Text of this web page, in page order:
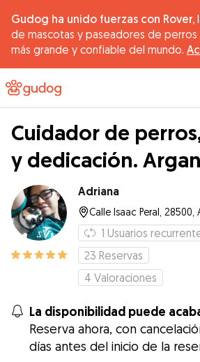
Gudog ha unido fuerzas con Rover,
de mascotas y paseadores de
más grande y confiable del mundo.
Cuidador de
y dedicación.
Adriana
Calle Isaac Peral, 28500,
1 Usuarios
23 Reservas
4 Valoraciones
La disponibilidad puede
Reserva ahora, con
días antes del inicio de la